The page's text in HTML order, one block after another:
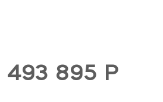
493 895 Р